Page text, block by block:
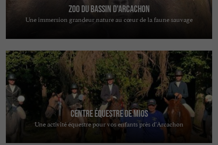
Zoo du Bassin d'Arcachon
Une immersion grandeur nature au cœur de la faune sauvage
Centre équestre de Mios
Une activité équestre pour vos enfants près d’Arcachon